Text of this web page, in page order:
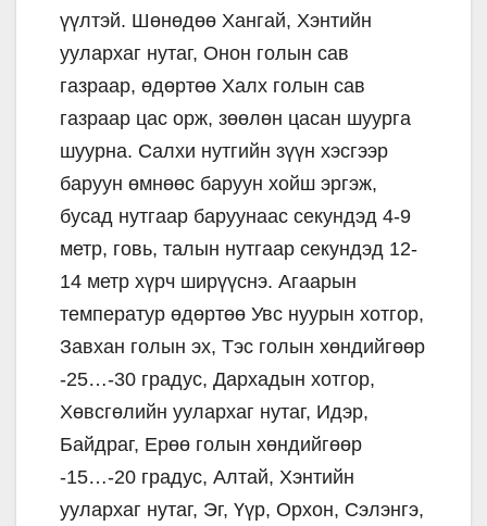
үүлтэй. Шөнөдөө Хангай, Хэнтийн
уулархаг нутаг, Онон голын сав
газраар, өдөртөө Халх голын сав
газраар цас орж, зөөлөн цасан шуурга
шуурна. Салхи нутгийн зүүн хэсгээр
баруун өмнөөс баруун хойш эргэж,
бусад нутгаар баруунаас секундэд 4-9
метр, говь, талын нутгаар секундэд 12-
14 метр хүрч ширүүснэ. Агаарын
температур өдөртөө Увс нуурын хотгор,
Завхан голын эх, Тэс голын хөндийгөөр
-25…-30 градус, Дархадын хотгор,
Хөвсгөлийн уулархаг нутаг, Идэр,
Байдраг, Ерөө голын хөндийгөөр
-15…-20 градус, Алтай, Хэнтийн
уулархаг нутаг, Эг, Үүр, Орхон, Сэлэнгэ,